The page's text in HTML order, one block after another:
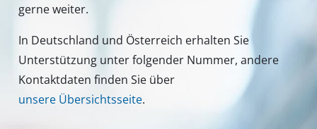
gerne weiter.
In Deutschland und Österreich erhalten Sie
Unterstützung unter folgender Nummer, andere
Kontaktdaten finden Sie über
unsere Übersichtsseite.